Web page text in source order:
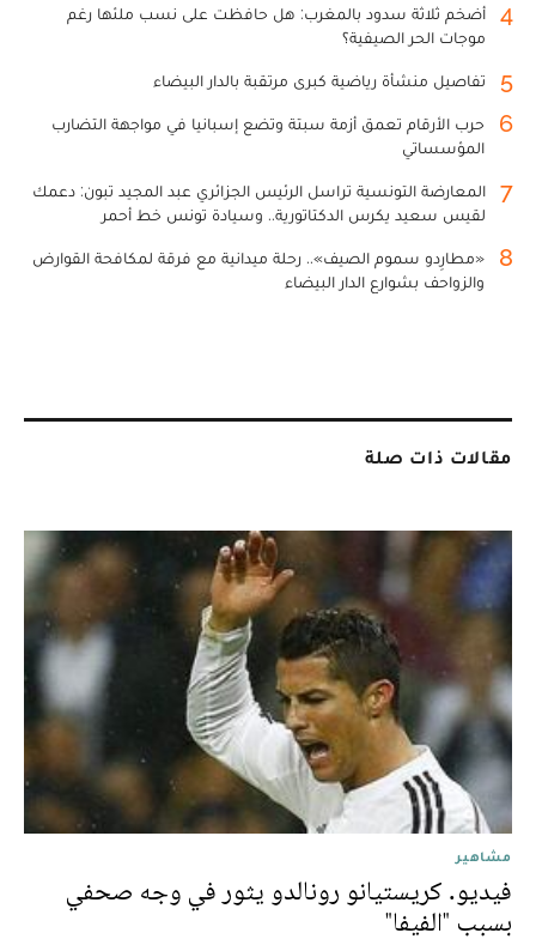
4
أضخم ثلاثة سدود بالمغرب: هل حافظت على نسب ملئها رغم
موجات الحر الصيفية؟
5 تفاصيل منشأة رياضية كبرى مرتقبة بالدار البيضاء
6
حرب الأرقام تعمق أزمة سبتة وتضع إسبانيا في مواجهة التضارب
المؤسساتي
7
المعارضة التونسية تراسل الرئيس الجزائري عبد المجيد تبون: دعمك
لقيس سعيد يكرس الدكتاتورية.. وسيادة تونس خط أحمر
8
«مطارِدو سموم الصيف».. رحلة ميدانية مع فرقة لمكافحة القوارض
والزواحف بشوارع الدار البيضاء
مقالات ذات صلة
مشاهير
فيديو. كريستيانو رونالدو يثور في وجه صحفي
بسبب "الفيفا"